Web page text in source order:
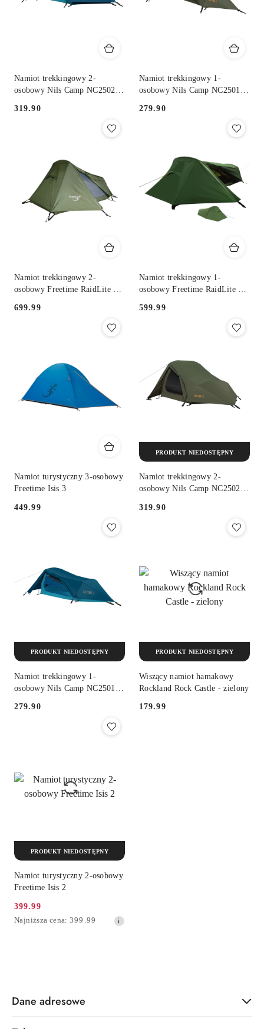
Namiot trekkingowy 2-
osobowy Nils Camp NC2502
Cena:
319.90
Namiot trekkingowy 1-
osobowy Nils Camp NC2501
Cena:
279.90
Namiot trekkingowy 2-
osobowy Freetime RaidLite 2
699.99
Namiot trekkingowy 1-
osobowy Freetime RaidLite 1
599.99
Namiot turystyczny 3-osobowy
Freetime Isis 3
Cena:
449.99
Namiot trekkingowy 2-
osobowy Nils Camp NC2502
Cena:
319.90
PRODUKT NIEDOSTĘPNY
Namiot trekkingowy 1-
osobowy Nils Camp NC2501
Cena:
279.90
PRODUKT NIEDOSTĘPNY
Wiszący namiot hamakowy
Rockland Rock Castle - zielony
Cena:
179.99
PRODUKT NIEDOSTĘPNY
Namiot turystyczny 2-osobowy
Freetime Isis 2
Cena
promocyjna:
399.99
Najniższa
Najniższa cena: 399.99
PRODUKT NIEDOSTĘPNY
Dane adresowe